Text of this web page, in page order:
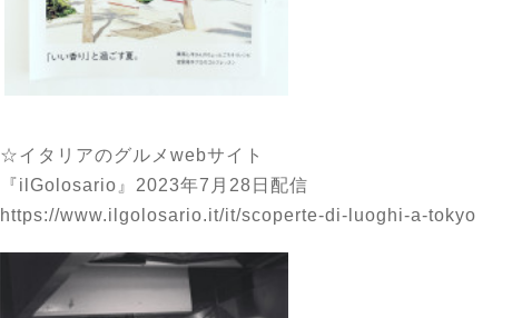
☆イタリアのグルメwebサイト
『ilGolosario』2023年7月28日配信
https://www.ilgolosario.it/it/scoperte-di-luoghi-a-tokyo